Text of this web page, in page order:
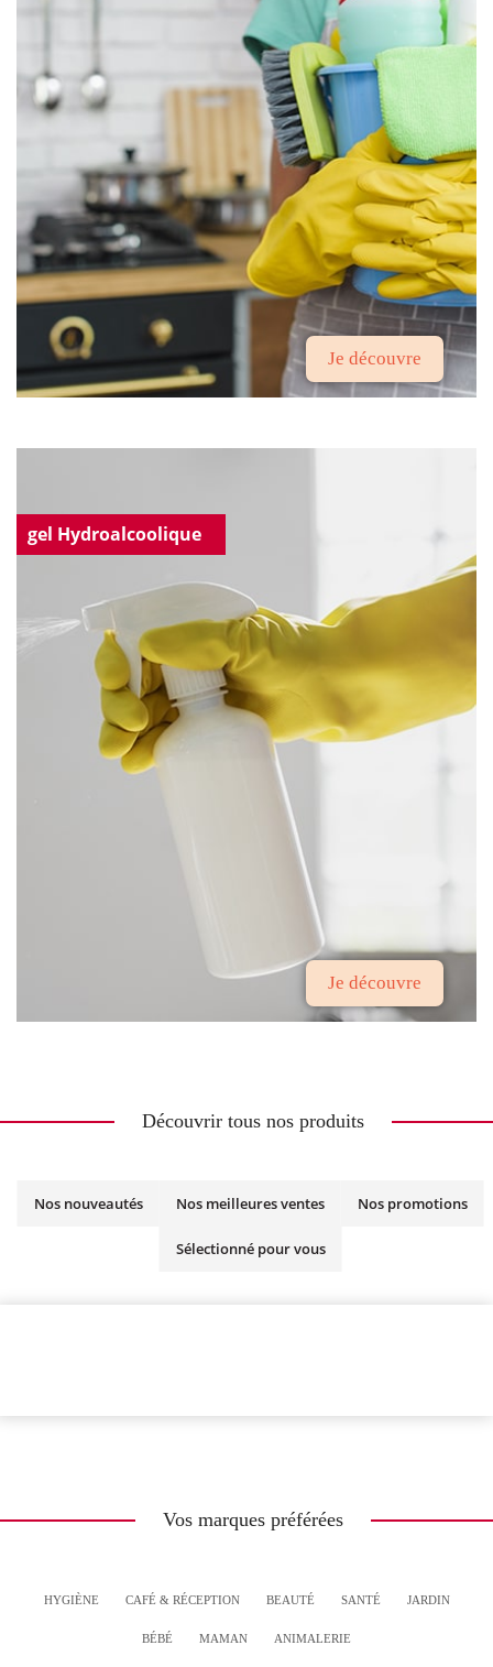
Je découvre
gel Hydroalcoolique
Je découvre
Découvrir tous nos produits
Nos nouveautés Nos meilleures ventes Nos promotions
Sélectionné pour vous
Vos marques préférées
HYGIÈNE CAFÉ & RÉCEPTION BEAUTÉ SANTÉ JARDIN
BÉBÉ MAMAN ANIMALERIE